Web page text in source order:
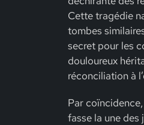
Cette tragédie
tombes
secret pour les
douloureux
réconciliation à
Par
fasse la une des